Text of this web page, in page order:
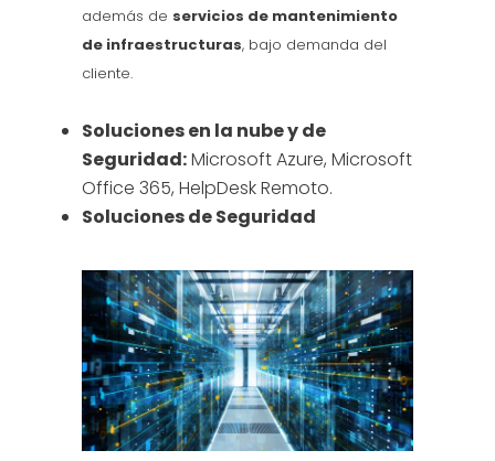
además de servicios de mantenimiento
de infraestructuras, bajo demanda del
cliente.
Soluciones en la nube y de
Seguridad:Microsoft Azure, Microsoft
Office 365, HelpDesk Remoto.
Soluciones de Seguridad